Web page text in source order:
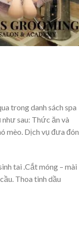
trong danh sách spa
như sau: Thức ăn và
mèo. Dịch vụ đưa đón
tai .Cắt móng – mài
Thoa tinh dầu